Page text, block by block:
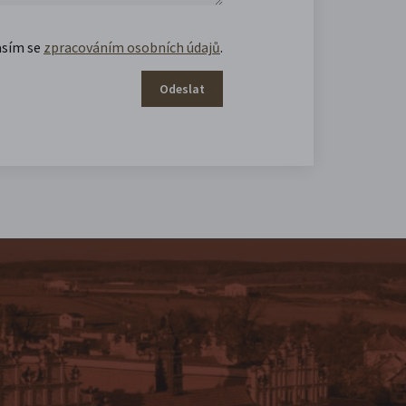
se zpracováním osobních údajů.
Odeslat